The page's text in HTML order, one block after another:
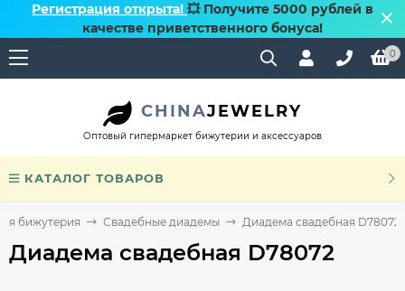
Регистрация открыта! 💥 Получите 5000 рублей в
качестве приветственного бонуса!
0
CHINAJEWELRY
Оптовый гипермаркет бижутерии и аксессуаров
КАТАЛОГ ТОВАРОВ
бижутерия Свадебные диадемы Диадема свадебная D78072
Диадема свадебная D78072